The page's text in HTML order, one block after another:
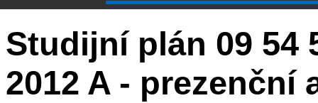
Studijní plán 09 54
2012 A - prezenční